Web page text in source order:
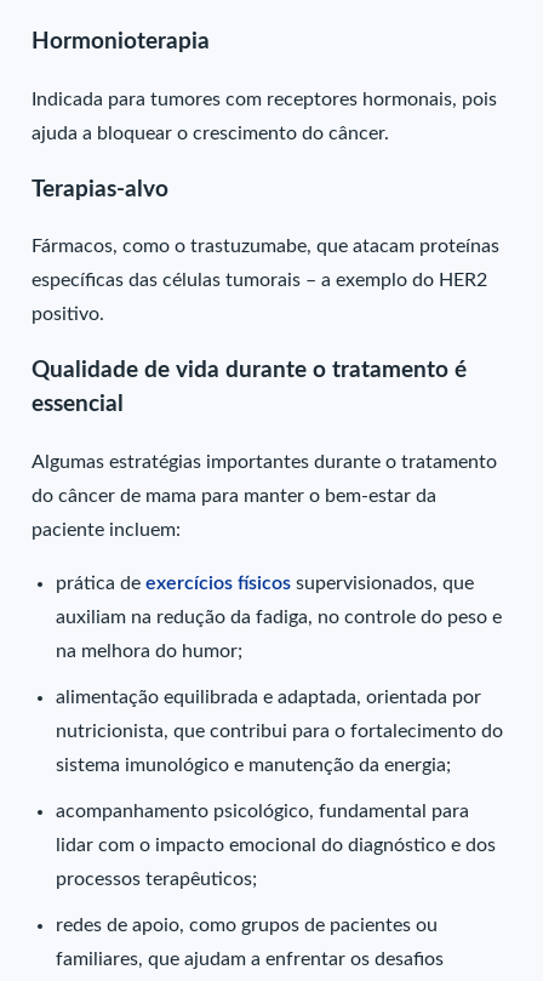
Hormonioterapia
Indicada para tumores com receptores hormonais, pois
ajuda a bloquear o crescimento do câncer.
Terapias-alvo
Fármacos, como o trastuzumabe, que atacam proteínas
específicas das células tumorais – a exemplo do HER2
positivo.
Qualidade de vida durante o tratamento é
essencial
Algumas estratégias importantes durante o tratamento
do câncer de mama para manter o bem-estar da
paciente incluem:
prática deexercícios físicossupervisionados, que
auxiliam na redução da fadiga, no controle do peso e
na melhora do humor;
alimentação equilibrada e adaptada, orientada por
nutricionista, que contribui para o fortalecimento do
sistema imunológico e manutenção da energia;
acompanhamento psicológico, fundamental para
lidar com o impacto emocional do diagnóstico e dos
processos terapêuticos;
redes de apoio, como grupos de pacientes ou
familiares, que ajudam a enfrentar os desafios